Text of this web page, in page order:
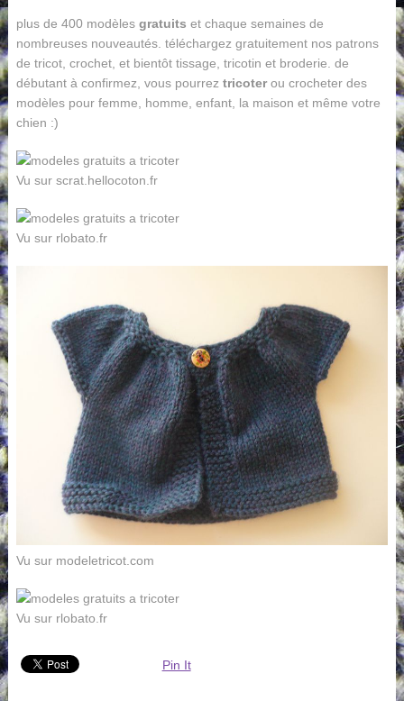
plus de 400 modèles gratuits et chaque semaines de
nombreuses nouveautés. téléchargez gratuitement nos patrons
de tricot, crochet, et bientôt tissage, tricotin et broderie. de
débutant à confirmez, vous pourrez tricoterou crocheter des
modèles pour femme, homme, enfant, la maison et même votre
chien :)
Vu sur scrat.hellocoton.fr
Vu sur rlobato.fr
Vu sur modeletricot.com
Vu sur rlobato.fr
Pin It